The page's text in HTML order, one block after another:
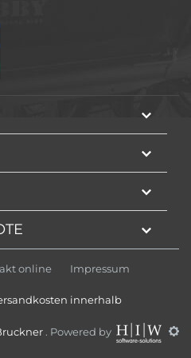
online Impressum
innerhalb
. Powered by